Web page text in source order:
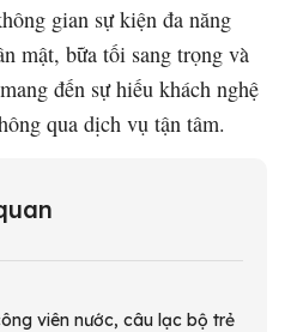
gian sự kiện đa năng
mật, bữa tối sang trọng và
đến sự hiếu khách nghệ
qua dịch vụ tận tâm.
viên nước, câu lạc bộ trẻ